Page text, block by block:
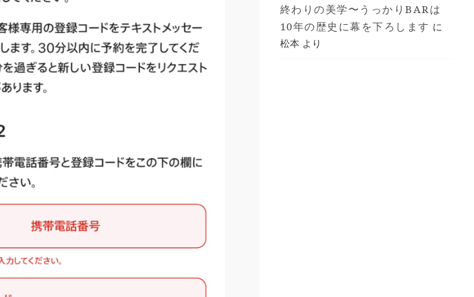
終わりの美学〜うっかりBARは
10年の歴史に幕を下ろします に
松本 より